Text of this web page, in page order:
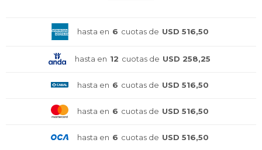
hasta en 6 cuotas de USD 516,50
hasta en 12 cuotas de USD 258,25
hasta en 6 cuotas de USD 516,50
hasta en 6 cuotas de USD 516,50
hasta en 6 cuotas de USD 516,50